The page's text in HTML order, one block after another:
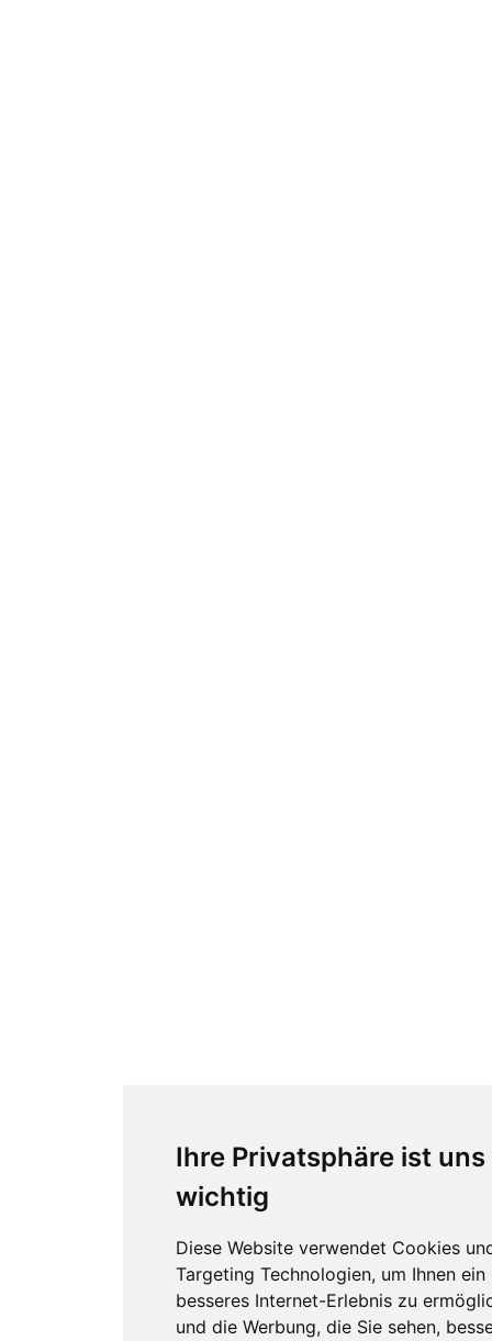
Ihre Privatsphäre ist uns
wichtig
Diese Website verwendet Cookies
Targeting Technologien, um Ihnen ein
besseres Internet-Erlebnis zu
und die Werbung, die Sie sehen,